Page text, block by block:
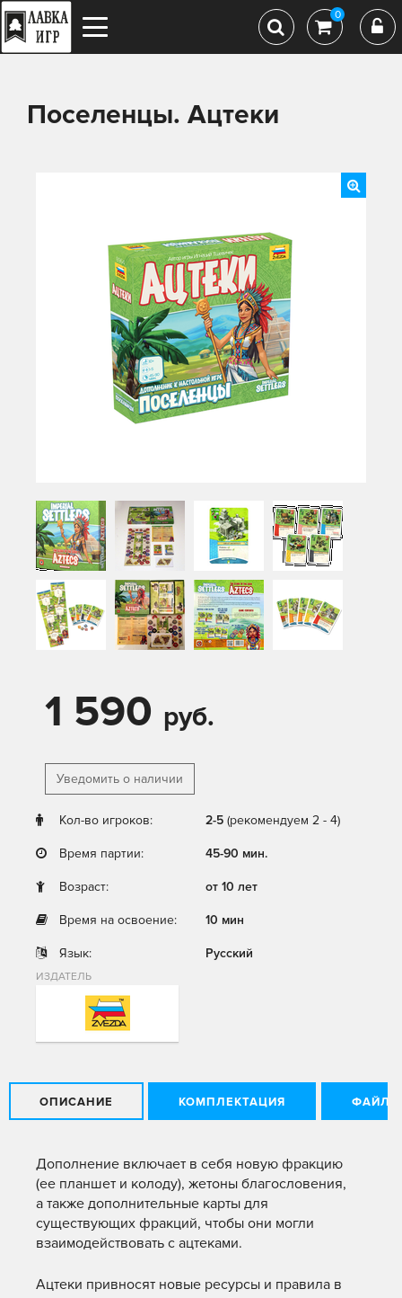
0
Поселенцы. Ацтеки
1 590 руб.
Уведомить о наличии
Кол-во игроков: 2-5 (рекомендуем 2 - 4)
Время партии: 45-90 мин.
Возраст: от 10 лет
Время на освоение: 10 мин
Язык: Русский
ИЗДАТЕЛЬ
ОПИСАНИЕ КОМПЛЕКТАЦИЯ ФАЙЛЫ
Дополнение включает в себя новую фракцию
(ее планшет и колоду), жетоны благословения,
а также дополнительные карты для
существующих фракций, чтобы они могли
взаимодействовать с ацтеками.
Ацтеки привносят новые ресурсы и правила в